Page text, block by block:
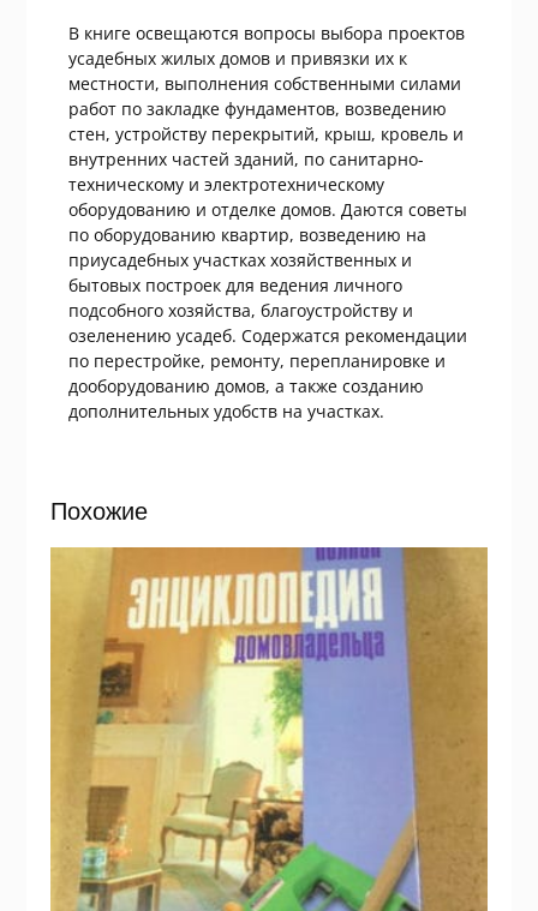
В книге освещаются вопросы выбора проектов
усадебных жилых домов и привязки их к
местности, выполнения собственными силами
работ по закладке фундаментов, возведению
стен, устройству перекрытий, крыш, кровель и
внутренних частей зданий, по санитарно-
техническому и электротехническому
оборудованию и отделке домов. Даются советы
по оборудованию квартир, возведению на
приусадебных участках хозяйственных и
бытовых построек для ведения личного
подсобного хозяйства, благоустройству и
озеленению усадеб. Содержатся рекомендации
по перестройке, ремонту, перепланировке и
дооборудованию домов, а также созданию
дополнительных удобств на участках.
Похожие